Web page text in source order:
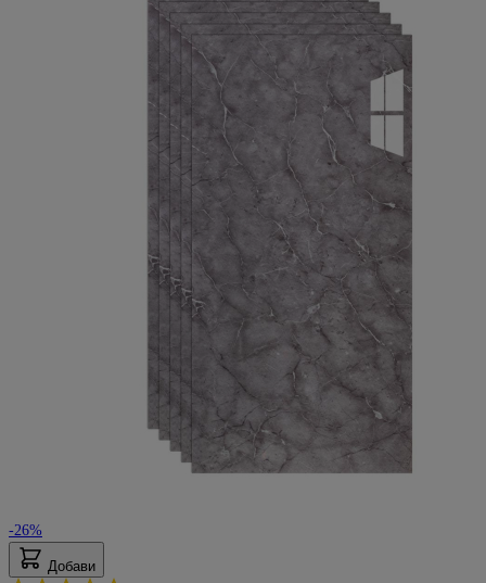
-26%
Добави